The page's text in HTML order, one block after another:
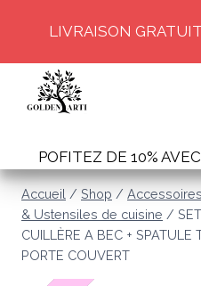
content
LIVRAISON
POFITEZ DE 10%
Accueil / Shop /
& Ustensiles de cuisine /
CUILLÈRE A BEC + SPATULE
PORTE COUVERT